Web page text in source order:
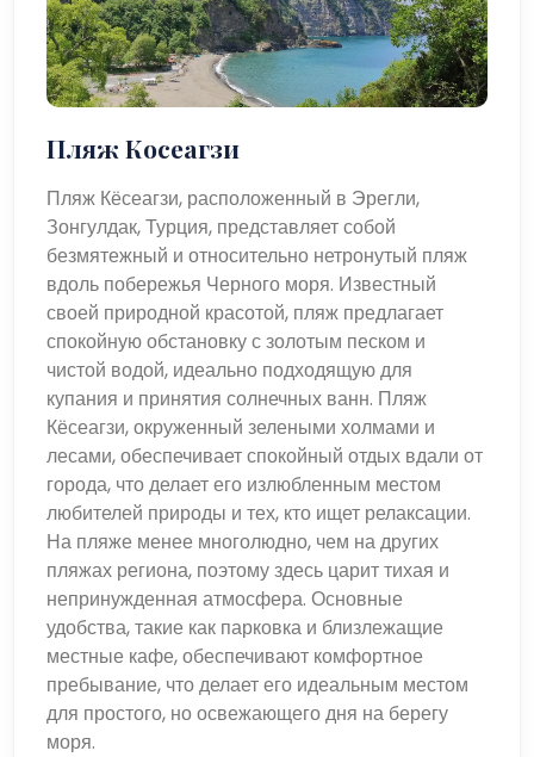
Пляж Косеагзи
Пляж Кёсеагзи, расположенный в Эрегли,
Зонгулдак, Турция, представляет собой
безмятежный и относительно нетронутый пляж
вдоль побережья Черного моря. Известный
своей природной красотой, пляж предлагает
спокойную обстановку с золотым песком и
чистой водой, идеально подходящую для
купания и принятия солнечных ванн. Пляж
Кёсеагзи, окруженный зелеными холмами и
лесами, обеспечивает спокойный отдых вдали от
города, что делает его излюбленным местом
любителей природы и тех, кто ищет релаксации.
На пляже менее многолюдно, чем на других
пляжах региона, поэтому здесь царит тихая и
непринужденная атмосфера. Основные
удобства, такие как парковка и близлежащие
местные кафе, обеспечивают комфортное
пребывание, что делает его идеальным местом
для простого, но освежающего дня на берегу
моря.